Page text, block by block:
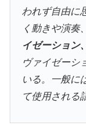
われず自由に
く動きや演奏
イゼーション
ヴァイゼーシ
いる。一般に
て使用される